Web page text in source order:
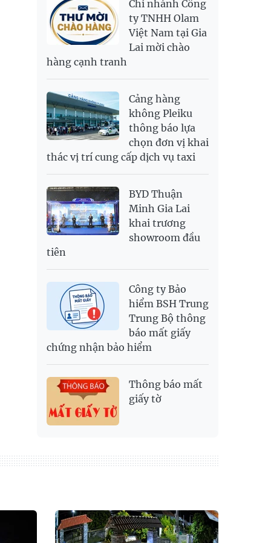
RUB
307.79
340.71
SAR
6,944.19
7,243.07
2,709.1
2,823.98
SGD
USD
26,010 26,040 26,420
PNJ 138,500,000142,500,000
Chi nhánh Công
ty TNHH Olam
Việt Nam tại Gia
Lai mời chào
hàng cạnh tranh
Cảng hàng
không Pleiku
thông báo lựa
chọn đơn vị khai
thác vị trí cung cấp dịch vụ taxi
BYD Thuận
Minh Gia Lai
khai trương
showroom đầu
tiên
Công ty Bảo
hiểm BSH Trung
Trung Bộ thông
báo mất giấy
chứng nhận bảo hiểm
Thông báo mất
giấy tờ